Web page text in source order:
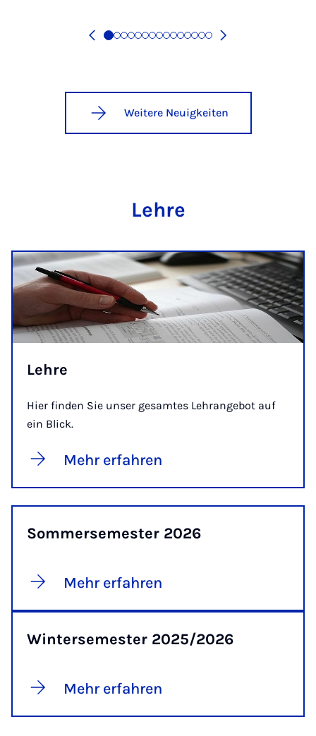
Weitere Neuigkeiten
Lehre
Lehre
Hier finden Sie unser gesamtes Lehrangebot auf
ein Blick.
Mehr erfahren
Sommersemester 2026
Mehr erfahren
Wintersemester 2025/2026
Mehr erfahren